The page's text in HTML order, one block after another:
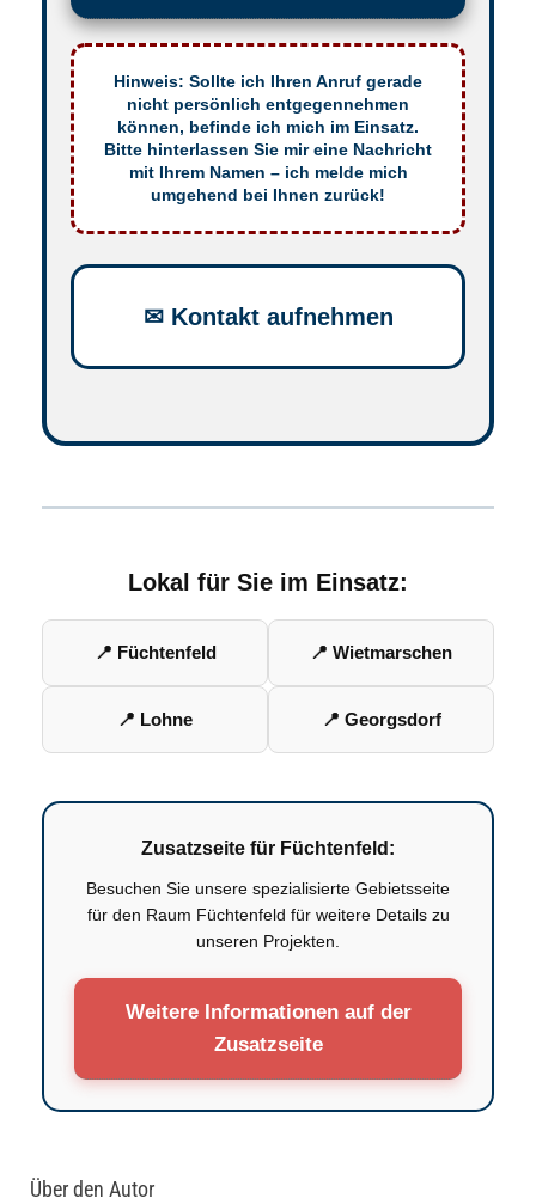
Hinweis: Sollte ich Ihren Anruf gerade
nicht persönlich entgegennehmen
können, befinde ich mich im Einsatz.
Bitte hinterlassen Sie mir eine Nachricht
mit Ihrem Namen – ich melde mich
umgehend bei Ihnen zurück!
✉ Kontakt aufnehmen
Lokal für Sie im Einsatz:
📍 Füchtenfeld 📍 Wietmarschen
📍 Lohne 📍 Georgsdorf
Zusatzseite für Füchtenfeld:
Besuchen Sie unsere spezialisierte Gebietsseite
für den Raum Füchtenfeld für weitere Details zu
unseren Projekten.
Weitere Informationen auf der
Zusatzseite
Über den Autor